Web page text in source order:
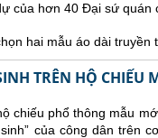
của hơn 40 Đại sứ quán
hai mẫu áo dài truyền
TRÊN HỘ CHIẾU
chiếu phổ thông mẫu
của công dân trên